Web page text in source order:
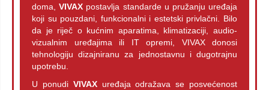
doma,VIVAX postavlja standarde u pružanju uređaja
koji su pouzdani, funkcionalni i estetski privlačni. Bilo
da je riječ o kućnim aparatima, klimatizaciji, audio-
vizualnim uređajima ili IT opremi, VIVAX donosi
tehnologiju dizajniranu za jednostavnu i dugotrajnu
upotrebu.
U ponudi VIVAXuređaja odražava se posvećenost